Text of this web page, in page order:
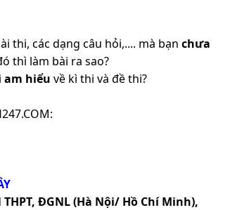
thi, các dạng câu hỏi,.... mà bạn chưa
thì làm bài ra sao?
am hiểu về kì thi và đề thi?
THPT, ĐGNL (Hà Nội/ Hồ Chí Minh),